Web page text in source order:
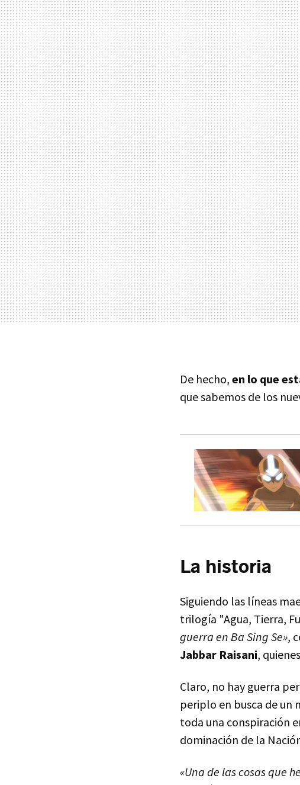
De hecho, en lo que
que sabemos de los
La historia
Siguiendo las líneas
trilogía "Agua, Tierra,
guerra en Ba Sing Se»,
Jabbar Raisani,
Claro, no hay guerra
periplo en busca de un
toda una conspiración
dominación de la
«Una de las cosas que